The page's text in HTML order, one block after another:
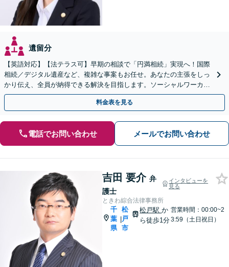
遺留分
【英語対応】【法テラス可】早期の相談で「円満相続」実現へ！国際
相続／デジタル遺産など、複雑な事案もお任せ。あなたの主張をしっ
かり伝え、全員が納得できる解決を目指します。ソーシャルワーカー
兼司法書士と連携【WEB面談可】【24時間受付】
料金表を見る
電話でお問い合わせ メールでお問い合わせ
吉田 要介 弁
護士
インタビューを
見る
ときわ綜合法律事務所
千
葉
県
|
松
戸
市
松戸駅か
ら徒歩1分
営業時間：00:00~2
3:59（土日祝日）